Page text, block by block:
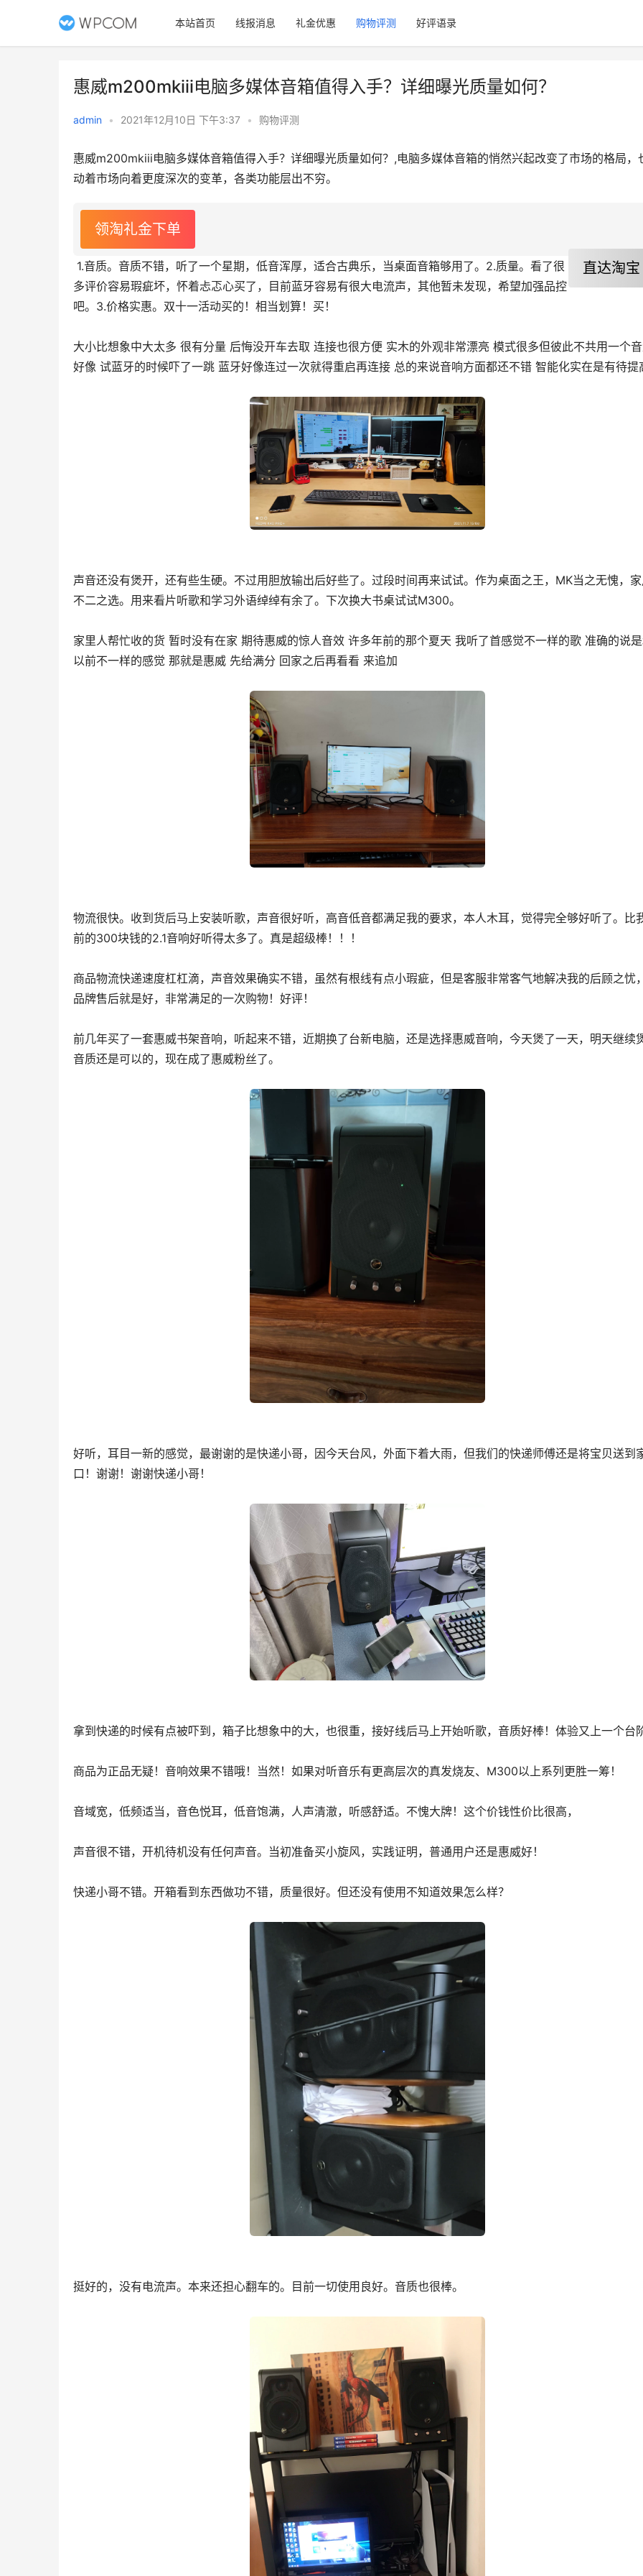
本站首页 线报消息 礼金优惠 购物评测 好评语录
惠威m200mkiii电脑多媒体音箱值得入手？详细曝光质量如何？
admin • 2021年12月10日 下午3:37 • 购物评测
惠威m200mkiii电脑多媒体音箱值得入手？详细曝光质量如何？,电脑多媒体音箱的悄然兴起改变了市场的格局，
动着市场向着更度深次的变革，各类功能层出不穷。
领淘礼金下单
直达淘宝
多评价容易瑕疵坏，怀着忐忑心买了，目前蓝牙容易有很大电流声，其他暂未发现，希望加强品控
吧。3.价格实惠。双十一活动买的！相当划算！买！
大小比想象中大太多 很有分量 后悔没开车去取 连接也很方便 实木的外观非常漂亮 模式很多但彼此不共用一个
好像 试蓝牙的时候吓了一跳 蓝牙好像连过一次就得重启再连接 总的来说音响方面都还不错 智能化实在是有待提
声音还没有煲开，还有些生硬。不过用胆放输出后好些了。过段时间再来试试。作为桌面之王，MK当之无愧，
不二之选。用来看片听歌和学习外语绰绰有余了。下次换大书桌试试M300。
家里人帮忙收的货 暂时没有在家 期待惠威的惊人音效 许多年前的那个夏天 我听了首感觉不一样的歌 准确的说
以前不一样的感觉 那就是惠威 先给满分 回家之后再看看 来追加
物流很快。收到货后马上安装听歌，声音很好听，高音低音都满足我的要求，本人木耳，觉得完全够好听了。比
前的300块钱的2.1音响好听得太多了。真是超级棒！！！
商品物流快递速度杠杠滴，声音效果确实不错，虽然有根线有点小瑕疵，但是客服非常客气地解决我的后顾之忧
品牌售后就是好，非常满足的一次购物！好评！
前几年买了一套惠威书架音响，听起来不错，近期换了台新电脑，还是选择惠威音响，今天煲了一天，明天继续
音质还是可以的，现在成了惠威粉丝了。
好听，耳目一新的感觉，最谢谢的是快递小哥，因今天台风，外面下着大雨，但我们的快递师傅还是将宝贝送到
口！谢谢！谢谢快递小哥！
拿到快递的时候有点被吓到，箱子比想象中的大，也很重，接好线后马上开始听歌，音质好棒！体验又上一个台
商品为正品无疑！音响效果不错哦！当然！如果对听音乐有更高层次的真发烧友、M300以上系列更胜一筹！
音域宽，低频适当，音色悦耳，低音饱满，人声清澈，听感舒适。不愧大牌！这个价钱性价比很高，
声音很不错，开机待机没有任何声音。当初准备买小旋风，实践证明，普通用户还是惠威好！
快递小哥不错。开箱看到东西做功不错，质量很好。但还没有使用不知道效果怎么样？
挺好的，没有电流声。本来还担心翻车的。目前一切使用良好。音质也很棒。